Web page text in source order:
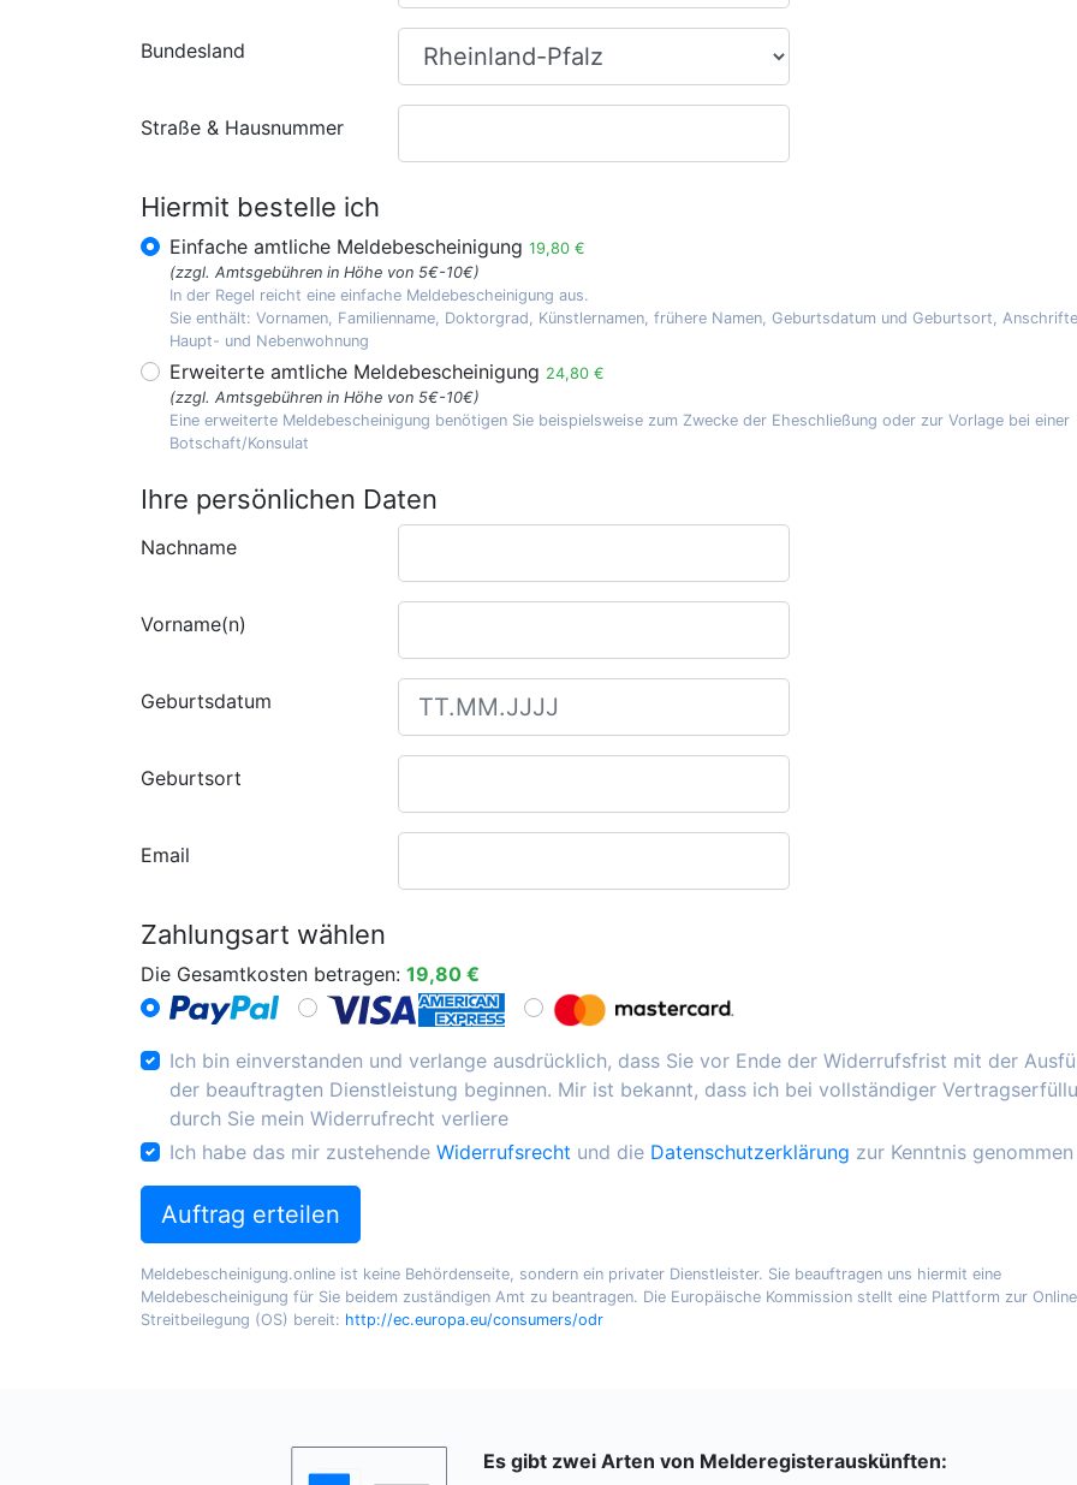
Bundesland
Straße & Hausnummer
Hiermit bestelle ich
Einfache amtliche Meldebescheinigung 19,80 €
(zzgl. Amtsgebühren in Höhe von 5€-10€)
In der Regel reicht eine einfache Meldebescheinigung aus.
Sie enthält: Vornamen, Familienname, Doktorgrad, Künstlernamen, frühere Namen, Geburtsdatum und Geburtsort,
Haupt- und Nebenwohnung
Erweiterte amtliche Meldebescheinigung 24,80 €
(zzgl. Amtsgebühren in Höhe von 5€-10€)
Eine erweiterte Meldebescheinigung benötigen Sie beispielsweise zum Zwecke der Eheschließung oder zur Vorlage bei einer
Botschaft/Konsulat
Ihre persönlichen Daten
Nachname
Vorname(n)
Geburtsdatum
Geburtsort
Email
Zahlungsart wählen
Die Gesamtkosten betragen: 19,80 €
Ich bin einverstanden und verlange ausdrücklich, dass Sie vor Ende der Widerrufsfrist mit der
der beauftragten Dienstleistung beginnen. Mir ist bekannt, dass ich bei vollständiger
durch Sie mein Widerrufrecht verliere
Ich habe das mir zustehende Widerrufsrecht und die Datenschutzerklärung zur Kenntnis genommen
Auftrag erteilen
Meldebescheinigung.online ist keine Behördenseite, sondern ein privater Dienstleister. Sie beauftragen uns hiermit eine
Meldebescheinigung für Sie beidem zuständigen Amt zu beantragen. Die Europäische Kommission stellt eine Plattform zur
Streitbeilegung (OS) bereit: http://ec.europa.eu/consumers/odr
Es gibt zwei Arten von Melderegisterauskünften: